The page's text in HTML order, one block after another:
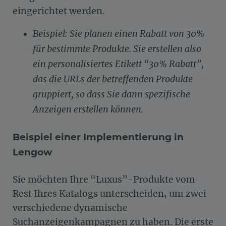
eingerichtet werden.
Beispiel: Sie planen einen Rabatt von 30%
für bestimmte Produkte. Sie erstellen also
ein personalisiertes Etikett “30% Rabatt”,
das die URLs der betreffenden Produkte
gruppiert, so dass Sie dann spezifische
Anzeigen erstellen können.
Beispiel einer Implementierung in
Lengow
Sie möchten Ihre “Luxus”-Produkte vom
Rest Ihres Katalogs unterscheiden, um zwei
verschiedene dynamische
Suchanzeigenkampagnen zu haben. Die erste